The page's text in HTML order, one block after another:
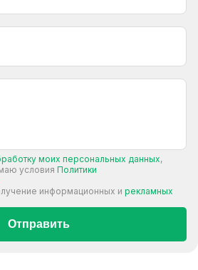
моих персональных данных,
условия Политики
информационных и рекламных
Отправить